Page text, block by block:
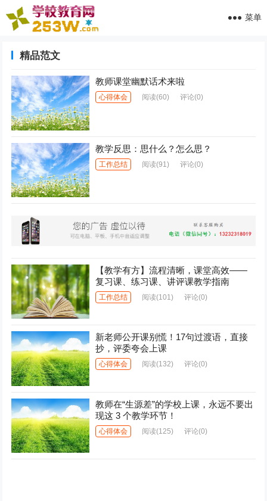
菜单
精品范文
教师课堂幽默话术来啦
心得体会 阅读(60) 评论(0)
教学反思：思什么？怎么思？
工作总结 阅读(91) 评论(0)
【教学有方】流程清晰，课堂高效——
复习课、练习课、讲评课教学指南
工作总结 阅读(101) 评论(0)
新老师公开课别慌！17句过渡语，直接
抄，评委夸会上课
心得体会 阅读(132) 评论(0)
教师在“生源差”的学校上课，永远不要出
现这 3 个教学环节！
心得体会 阅读(125) 评论(0)